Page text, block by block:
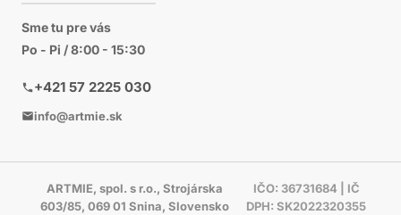
Sme tu pre vás
Po - Pi / 8:00 - 15:30
+421 57 2225 030
info@artmie.sk
ARTMIE, spol. s r.o., Strojárska
603/85, 069 01 Snina, Slovensko
IČO: 36731684 | IČ
DPH: SK2022320355